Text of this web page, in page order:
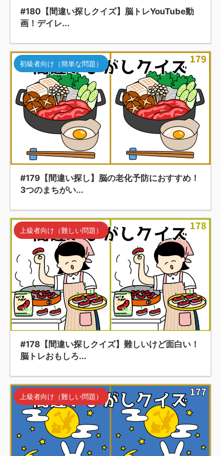
#180【間違い探しクイズ】脳トレYouTube動
画！デイレ...
初級者向け（簡単な問題）
#179【間違い探し】脳の老化予防におすすめ！
3つのまちがい...
上級者向け（難しい問題）
#178【間違い探しクイズ】難しいけど面白い！
脳トレおもしろ...
上級者向け（難しい問題）